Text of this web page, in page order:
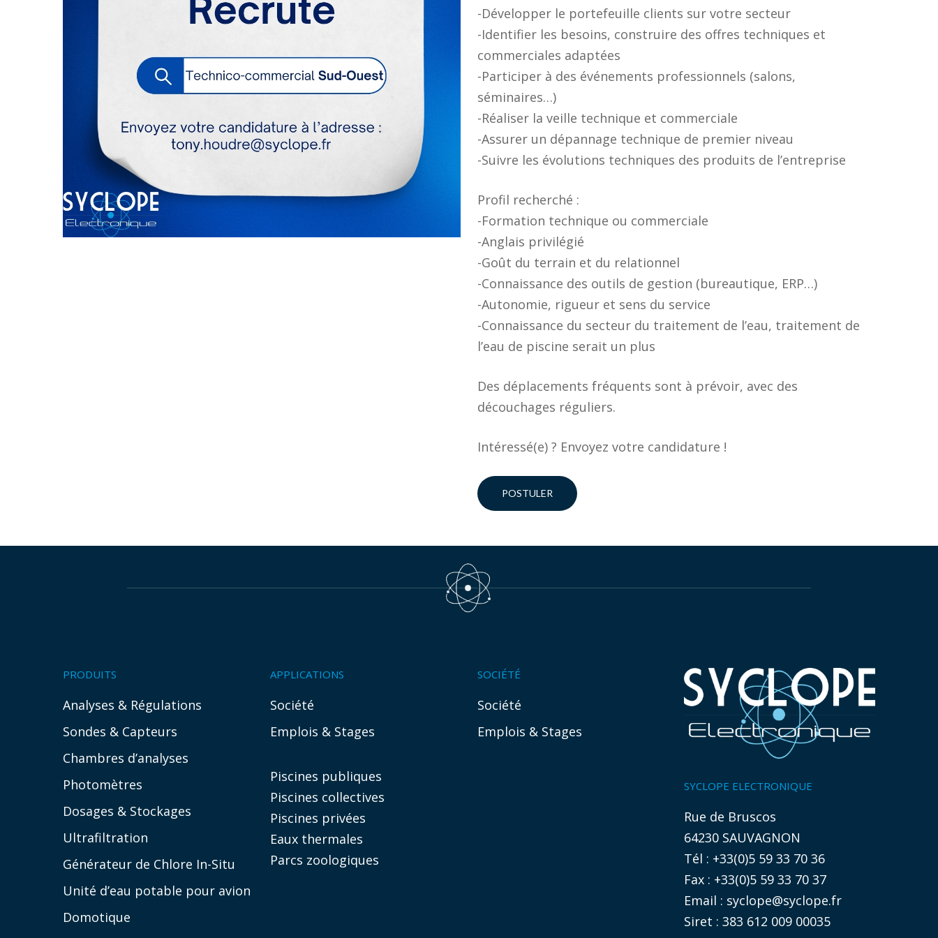
-Développer le portefeuille clients sur votre secteur
-Identifier les besoins, construire des offres techniques et
commerciales adaptées
-Participer à des événements professionnels (salons,
séminaires…)
-Réaliser la veille technique et commerciale
-Assurer un dépannage technique de premier niveau
-Suivre les évolutions techniques des produits de l’entreprise
Profil recherché :
-Formation technique ou commerciale
-Anglais privilégié
-Goût du terrain et du relationnel
-Connaissance des outils de gestion (bureautique, ERP…)
-Autonomie, rigueur et sens du service
-Connaissance du secteur du traitement de l’eau, traitement de
l’eau de piscine serait un plus
Des déplacements fréquents sont à prévoir, avec des
découchages réguliers.
Intéressé(e) ? Envoyez votre candidature !
POSTULER
PRODUITS
Analyses & Régulations
Sondes & Capteurs
Chambres d’analyses
Photomètres
Dosages & Stockages
Ultrafiltration
Générateur de Chlore In-Situ
Unité d’eau potable pour avion
Domotique
APPLICATIONS
Société
Emplois & Stages
Piscines publiques
Piscines collectives
Piscines privées
Eaux thermales
Parcs zoologiques
SOCIÉTÉ
Société
Emplois & Stages
SYCLOPE ELECTRONIQUE
Rue de Bruscos
64230 SAUVAGNON
Tél : +33(0)5 59 33 70 36
Fax : +33(0)5 59 33 70 37
Email : syclope@syclope.fr
Siret : 383 612 009 00035